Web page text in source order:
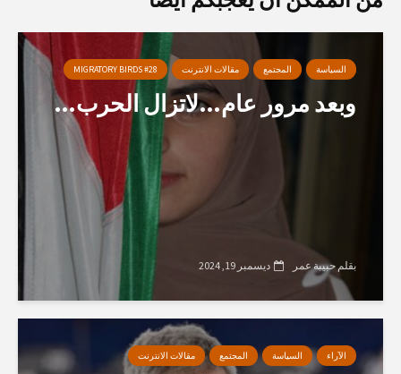
السياسة المجتمع مقالات الانترنت MIGRATORY BIRDS #28
وبعد مرور عام…لاتزال الحرب…
بقلم حبيبة عمر ديسمبر 19, 2024
الآراء السياسة المجتمع مقالات الانترنت